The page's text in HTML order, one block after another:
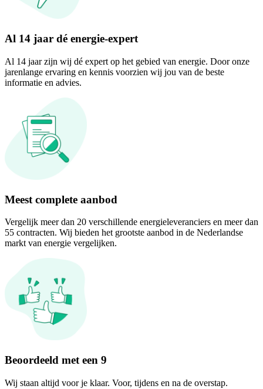
Al 14 jaar dé energie-expert
Al 14 jaar zijn wij dé expert op het gebied van energie. Door onze
jarenlange ervaring en kennis voorzien wij jou van de beste
informatie en advies.
Meest complete aanbod
Vergelijk meer dan 20 verschillende energieleveranciers en meer dan
55 contracten. Wij bieden het grootste aanbod in de Nederlandse
markt van energie vergelijken.
Beoordeeld met een 9
Wij staan altijd voor je klaar. Voor, tijdens en na de overstap.